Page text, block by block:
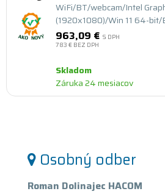
WiFi/BT/webcam/Intel
(1920x1080)/Win 11 64-bit/
963,09 € S DPH
783 € BEZ DPH
Skladom
Záruka 24 mesiacov
Osobný odber
Roman Dolinajec HACOM